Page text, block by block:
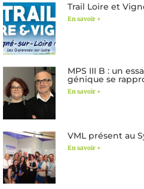
Trail Loire et
En savoir +
MPS III B : un
génique se
En savoir +
VML présent au
En savoir +